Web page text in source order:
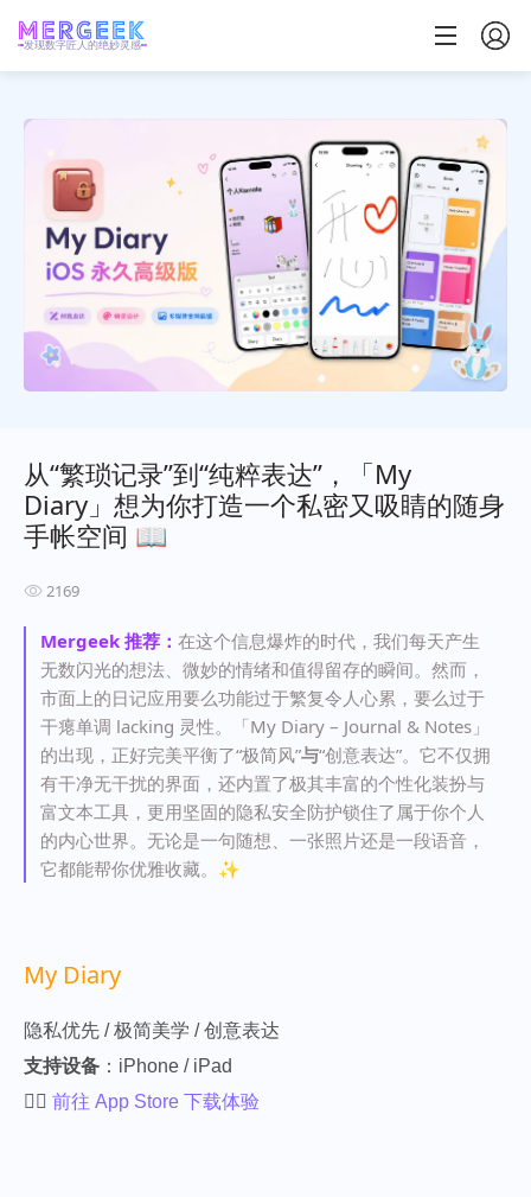
发现数字匠人的绝妙灵感
从“繁琐记录”到“纯粹表达”，「My
Diary」想为你打造一个私密又吸睛的随身
手帐空间 📖
2169
Mergeek 推荐： 在这个信息爆炸的时代，我们每天产生
无数闪光的想法、微妙的情绪和值得留存的瞬间。然而，
市面上的日记应用要么功能过于繁复令人心累，要么过于
干瘪单调 lacking 灵性。「My Diary – Journal & Notes」
的出现，正好完美平衡了“极简风”与“创意表达”。它不仅拥
有干净无干扰的界面，还内置了极其丰富的个性化装扮与
富文本工具，更用坚固的隐私安全防护锁住了属于你个人
的内心世界。无论是一句随想、一张照片还是一段语音，
它都能帮你优雅收藏。✨
My Diary
隐私优先 / 极简美学 / 创意表达
支持设备 ：iPhone / iPad
👉🏻 前往 App Store 下载体验